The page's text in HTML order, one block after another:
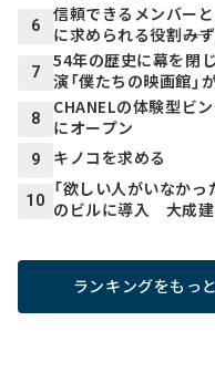
6
信頼できるメンバー
に求められる役割――み
7
54年の歴史に幕を閉
演「僕たちの映画館」
8
CHANELの体験型ビ
にオープン
9 キノコを求める
10
「欲しい人がいなかっ
のビルに導入 大成
ランキングをもっ